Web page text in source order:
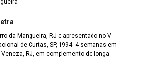
da Mangueira, RJ e apresentado no V
de Curtas, SP, 1994. 4 semanas em
RJ, em complemento do longa